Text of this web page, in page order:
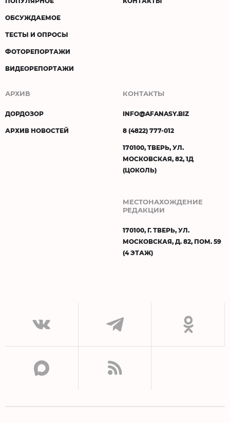
ОБСУЖДАЕМОЕ
ТЕСТЫ И ОПРОСЫ
ФОТОРЕПОРТАЖИ
ВИДЕОРЕПОРТАЖИ
АРХИВ
ДОРДОЗОР
АРХИВ НОВОСТЕЙ
КОНТАКТЫ
INFO@AFANASY.BIZ
8 (4822) 777-012
170100, ТВЕРЬ, УЛ.
МОСКОВСКАЯ, 82, 1Д
(ЦОКОЛЬ)
МЕСТОНАХОЖДЕНИЕ
РЕДАКЦИИ
170100, Г. ТВЕРЬ, УЛ.
МОСКОВСКАЯ, Д. 82, ПОМ. 59
(4 ЭТАЖ)